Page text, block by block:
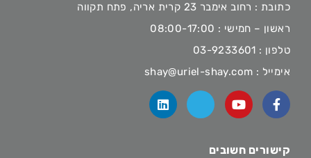
כתובת : רחוב אימבר 23 קרית אריה, פתח תקווה
ראשון – חמישי : 08:00-17:00
טלפון : 03-9233601
אימייל : shay@uriel-shay.com
קישורים חשובים